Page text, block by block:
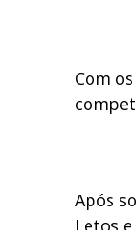
Com
Após